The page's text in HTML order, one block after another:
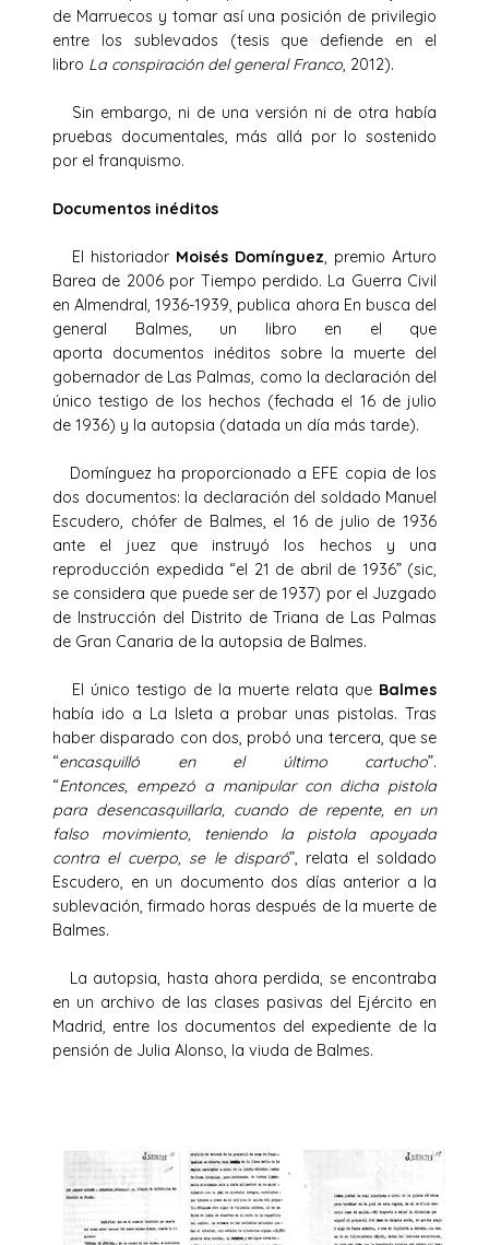
de Marruecos y tomar así una posición de privilegio
entre los sublevados (tesis que defiende en el
libro La conspiración del general Franco, 2012).
Sin embargo, ni de una versión ni de otra había
pruebas documentales, más allá por lo sostenido
por el franquismo.
Documentos inéditos
El historiador Moisés Domínguez, premio Arturo
Barea de 2006 por Tiempo perdido. La Guerra Civil
en Almendral, 1936-1939, publica ahora En busca del
general Balmes, un libro en el que
aporta documentos inéditos sobre la muerte del
gobernador de Las Palmas, como la declaración del
único testigo de los hechos (fechada el 16 de julio
de 1936) y la autopsia (datada un día más tarde).
Domínguez ha proporcionado a EFE copia de los
dos documentos: la declaración del soldado Manuel
Escudero, chófer de Balmes, el 16 de julio de 1936
ante el juez que instruyó los hechos y una
reproducción expedida “el 21 de abril de 1936” (sic,
se considera que puede ser de 1937) por el Juzgado
de Instrucción del Distrito de Triana de Las Palmas
de Gran Canaria de la autopsia de Balmes.
El único testigo de la muerte relata que Balmes
había ido a La Isleta a probar unas pistolas. Tras
haber disparado con dos, probó una tercera, que se
“encasquilló en el último cartucho”.
“Entonces, empezó a manipular con dicha pistola
para desencasquillarla, cuando de repente, en un
falso movimiento, teniendo la pistola apoyada
contra el cuerpo, se le disparó”, relata el soldado
Escudero, en un documento dos días anterior a la
sublevación, firmado horas después de la muerte de
Balmes.
La autopsia, hasta ahora perdida, se encontraba
en un archivo de las clases pasivas del Ejército en
Madrid, entre los documentos del expediente de la
pensión de Julia Alonso, la viuda de Balmes.